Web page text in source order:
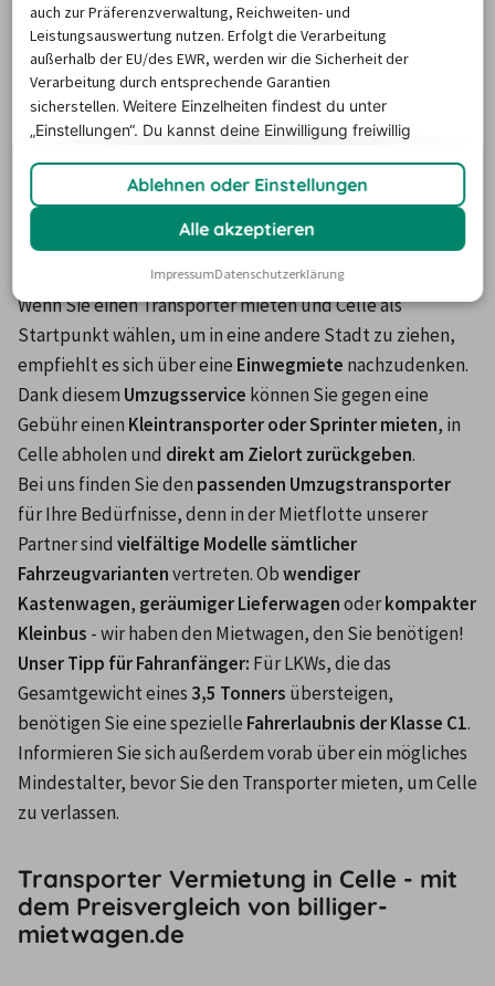
Anbieter Adresse
Enterprise
Braunschweiger Heerstraße 53, 29221
Celle
AutoEurope
Celle
Wenn Sie einen Transporter mieten und Celle als
Startpunkt wählen, um in eine andere Stadt zu ziehen,
empfiehlt es sich über eine Einwegmiete nachzudenken.
Dank diesem Umzugsservice können Sie gegen eine
Gebühr einen Kleintransporter oder Sprinter mieten, in
Celle abholen und direkt am Zielort zurückgeben.
Bei uns finden Sie den passenden Umzugstransporter
für Ihre Bedürfnisse, denn in der Mietflotte unserer
Partner sind vielfältige Modelle sämtlicher
Fahrzeugvarianten vertreten. Ob wendiger
Kastenwagen, geräumiger Lieferwagen oder kompakter
Kleinbus - wir haben den Mietwagen, den Sie benötigen!
Unser Tipp für Fahranfänger: Für LKWs, die das
Gesamtgewicht eines 3,5 Tonners übersteigen,
benötigen Sie eine spezielle Fahrerlaubnis der Klasse C1.
Informieren Sie sich außerdem vorab über ein mögliches
Mindestalter, bevor Sie den Transporter mieten, um Celle
zu verlassen.
Transporter Vermietung in Celle - mit
dem Preisvergleich von billiger-
mietwagen.de
auch zur Präferenzverwaltung, Reichweiten- und
Leistungsauswertung nutzen. Erfolgt die Verarbeitung
außerhalb der EU/des EWR, werden wir die Sicherheit der
Verarbeitung durch entsprechende Garantien
sicherstellen.Weitere Einzelheiten findest du unter
„Einstellungen“. Du kannst deine Einwilligung freiwillig
Ablehnen oder Einstellungen
Alle akzeptieren
ImpressumDatenschutzerklärung